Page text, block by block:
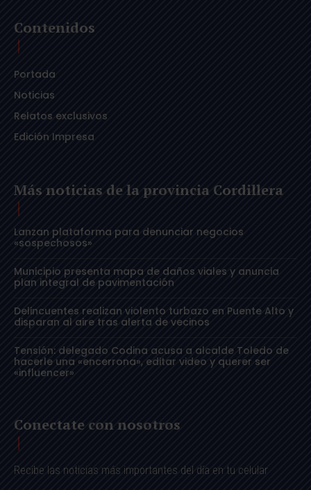
Contenidos
Portada
Noticias
Relatos exclusivos
Edición Impresa
Más noticias de la provincia Cordillera
Lanzan plataforma para denunciar negocios
«sospechosos»
Municipio presenta mapa de daños viales y anuncia
plan integral de pavimentación
Delincuentes realizan violento turbazo en Puente Alto y
disparan al aire tras alerta de vecinos
Tensión: delegado Codina acusa a alcalde Toledo de
hacerle una «encerrona», editar video y querer ser
«influencer»
Conectate con nosotros
Recibe las noticias más importantes del día en tu celular